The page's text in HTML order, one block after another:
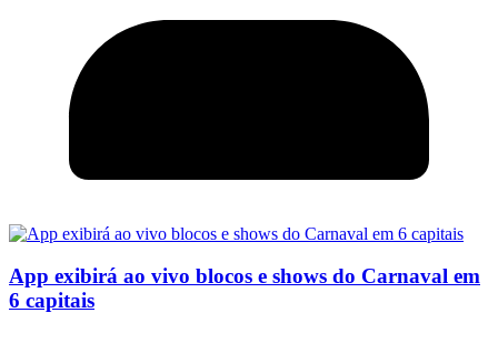
App exibirá ao vivo blocos e shows do Carnaval em
6 capitais